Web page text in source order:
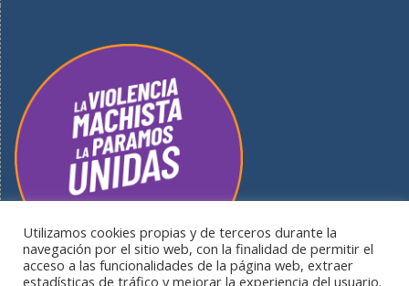
Utilizamos cookies propias y de terceros durante la
navegación por el sitio web, con la finalidad de permitir el
acceso a las funcionalidades de la página web, extraer
estadísticas de tráfico y mejorar la experiencia del usuario.